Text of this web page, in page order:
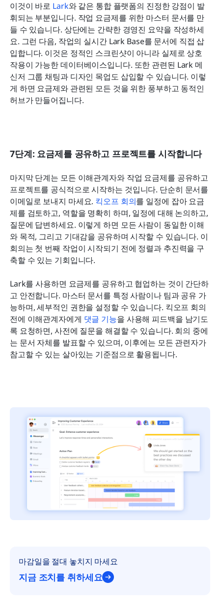
이것이 바로 Lark와 같은 통합 플랫폼의 진정한 강점이 발
휘되는 부분입니다. 작업 요금제를 위한 마스터 문서를 만
들 수 있습니다. 상단에는 간략한 경영진 요약을 작성하세
요. 그런 다음, 작업의 실시간 Lark Base를 문서에 직접 삽
입합니다. 이것은 정적인 스크린샷이 아니라 실제로 상호
작용이 가능한 데이터베이스입니다. 또한 관련된 Lark 메
신저 그룹 채팅과 디자인 목업도 삽입할 수 있습니다. 이렇
게 하면 요금제와 관련된 모든 것을 위한 풍부하고 동적인
허브가 만들어집니다.
7단계: 요금제를 공유하고 프로젝트를 시작합니다
마지막 단계는 모든 이해관계자와 작업 요금제를 공유하고
프로젝트를 공식적으로 시작하는 것입니다. 단순히 문서를
이메일로 보내지 마세요. 킥오프 회의를 일정에 잡아 요금
제를 검토하고, 역할을 명확히 하며, 일정에 대해 논의하고,
질문에 답변하세요. 이렇게 하면 모든 사람이 동일한 이해
와 목적, 그리고 기대감을 공유하며 시작할 수 있습니다. 이
회의는 첫 번째 작업이 시작되기 전에 정렬과 추진력을 구
축할 수 있는 기회입니다.
Lark를 사용하면 요금제를 공유하고 협업하는 것이 간단하
고 안전합니다. 마스터 문서를 특정 사람이나 팀과 공유 가
능하며, 세부적인 권한을 설정할 수 있습니다. 킥오프 회의
전에 이해관계자에게 댓글 기능을 사용해 피드백을 남기도
록 요청하면, 사전에 질문을 해결할 수 있습니다. 회의 중에
는 문서 자체를 발표할 수 있으며, 이후에는 모든 관련자가
참고할 수 있는 살아있는 기준점으로 활용됩니다.
마감일을 절대 놓치지 마세요
지금 조치를 취하세요